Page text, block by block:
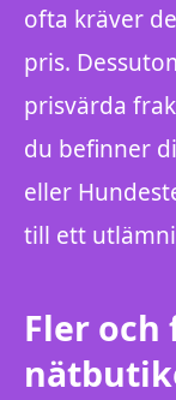
ofta kräver
pris.
prisvärda
du befinner
eller
till ett
Fler